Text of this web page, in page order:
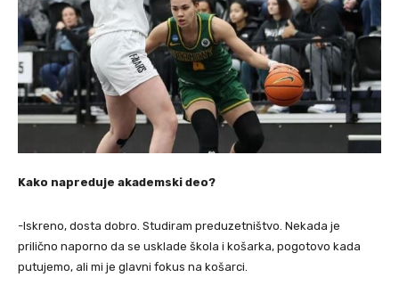
Kako napreduje akademski deo?
-Iskreno, dosta dobro. Studiram preduzetništvo. Nekada je
prilično naporno da se usklade škola i košarka, pogotovo kada
putujemo, ali mi je glavni fokus na košarci.